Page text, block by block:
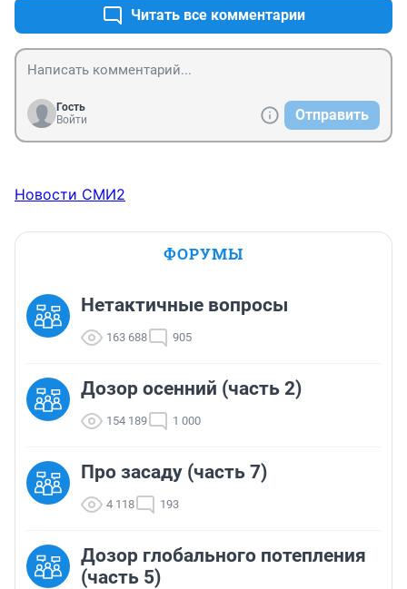
Читать все комментарии
Гость
Войти
Отправить
Новости СМИ2
ФОРУМЫ
Нетактичные вопросы
163 688 905
Дозор осенний (часть 2)
154 189 1 000
Про засаду (часть 7)
4 118 193
Дозор глобального потепления
(часть 5)